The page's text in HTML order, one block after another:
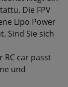
Die FPV
Lipo Power
Sind Sie sich
RC car passt
und